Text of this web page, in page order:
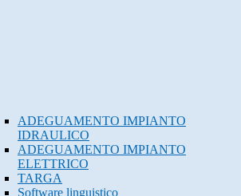
ADEGUAMENTO IMPIANTO
IDRAULICO
ADEGUAMENTO IMPIANTO
ELETTRICO
TARGA
Software linguistico